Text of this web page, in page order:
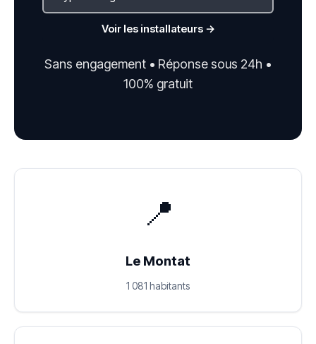
Voir les installateurs →
Sans engagement • Réponse sous 24h •
100% gratuit
📍
Le Montat
1 081 habitants